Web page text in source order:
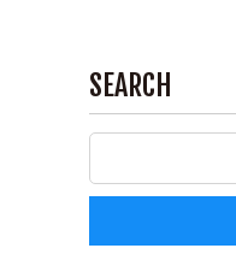
SEARCH